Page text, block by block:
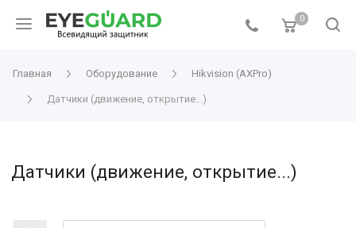
0
Главная Оборудование Hikvision (AXPro)
Датчики (движение, открытие...)
Датчики (движение, открытие...)